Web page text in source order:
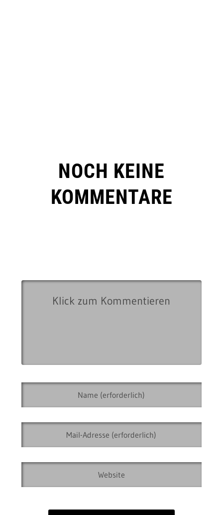
NOCH KEINE
KOMMENTARE